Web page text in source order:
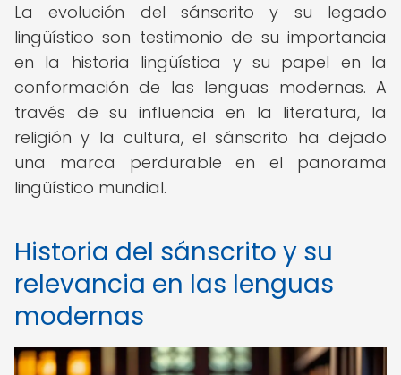
La evolución del sánscrito y su legado
lingüístico son testimonio de su importancia
en la historia lingüística y su papel en la
conformación de las lenguas modernas. A
través de su influencia en la literatura, la
religión y la cultura, el sánscrito ha dejado
una marca perdurable en el panorama
lingüístico mundial.
Historia del sánscrito y su
relevancia en las lenguas
modernas